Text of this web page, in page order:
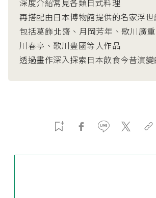
深度介紹常見各類日式料理
再搭配由日本博物館提供的名家浮世
包括葛飾北齋、月岡芳年、歌川廣
川春亭、歌川豊國等人作品
透過畫作深入探索日本飲食今昔演變